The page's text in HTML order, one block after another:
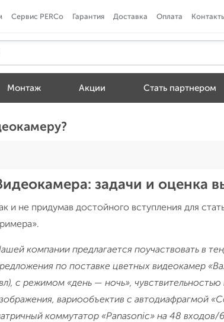
Сервис PERCo Гарантия Доставка Оплата
Монтаж Акции Стать партнером
задачи и оценка
и не придумав достойного вступления для
компании предлагается поучаствовать в
по поставке цветных видеокамер
с режимом «день — ночь»,
вариообъектив с автодиафрагмой
коммутатор «Panasonic» на 48 входов/